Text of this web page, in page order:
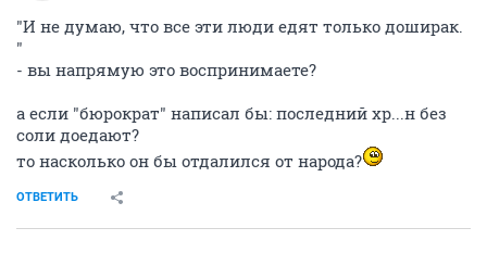
"И не думаю, что все эти люди едят только доширак.
"
- вы напрямую это воспринимаете?
а если "бюрократ" написал бы: последний хр...н без
соли доедают?
то насколько он бы отдалился от народа?
ОТВЕТИТЬ